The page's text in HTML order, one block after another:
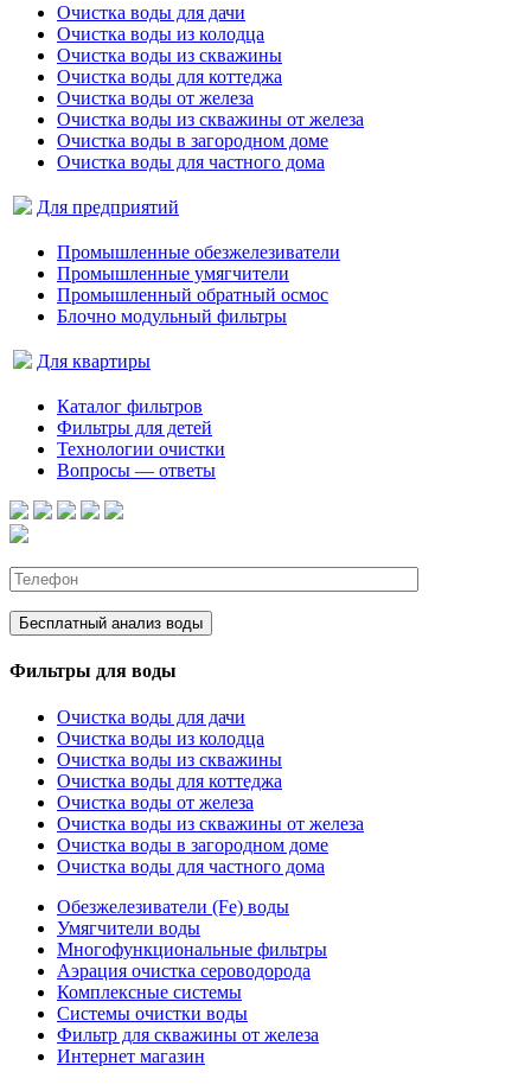
Очистка воды для дачи
Очистка воды из колодца
Очистка воды из скважины
Очистка воды для коттеджа
Очистка воды от железа
Очистка воды из скважины от железа
Очистка воды в загородном доме
Очистка воды для частного дома
Для предприятий
Промышленные обезжелезиватели
Промышленные умягчители
Промышленный обратный осмос
Блочно модульный фильтры
Для квартиры
Каталог фильтров
Фильтры для детей
Технологии очистки
Вопросы — ответы
Фильтры для воды
Очистка воды для дачи
Очистка воды из колодца
Очистка воды из скважины
Очистка воды для коттеджа
Очистка воды от железа
Очистка воды из скважины от железа
Очистка воды в загородном доме
Очистка воды для частного дома
Обезжелезиватели (Fe) воды
Умягчители воды
Многофункциональные фильтры
Аэрация очистка сероводорода
Комплексные системы
Системы очистки воды
Фильтр для скважины от железа
Интернет магазин